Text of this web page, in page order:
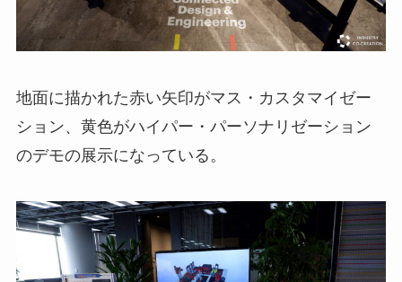
地面に描かれた赤い矢印がマス・カスタマイゼー
ション、黄色がハイパー・パーソナリゼーション
のデモの展示になっている。